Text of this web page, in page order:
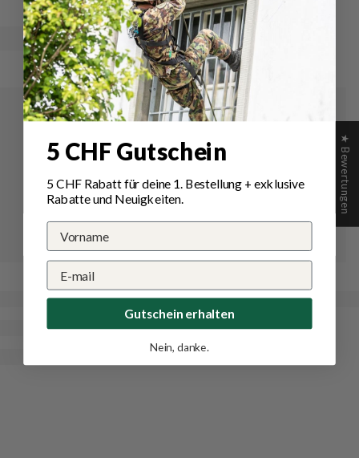
★ Bewertungen
5 CHF Gutschein
5 CHF Rabatt für deine 1. Bestellung+ exklusive
Rabatte und Neuigkeiten.
Gutschein erhalten
Nein, danke.